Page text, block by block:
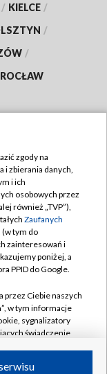
/ KIELCE /
/
/
zgody na
i zbierania danych,
i ich
osobowych przez
również „TVP”),
Zaufanych
(w tym do
zainteresowań i
poniżej, a
PPID do Google.
przez Ciebie naszych
w tym informacje
sygnalizatory
świadczenie